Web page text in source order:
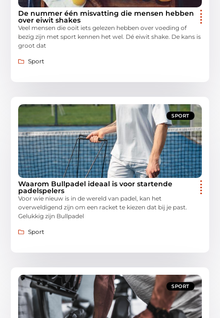
De nummer één misvatting die mensen hebben
over eiwit shakes
Veel mensen die ooit iets gelezen hebben over voeding of
bezig zijn met sport kennen het wel. Dé eiwit shake. De kans is
groot dat
Sport
SPORT
Waarom Bullpadel ideaal is voor startende
padelspelers
Voor wie nieuw is in de wereld van padel, kan het
overweldigend zijn om een racket te kiezen dat bij je past.
Gelukkig zijn Bullpadel
Sport
SPORT